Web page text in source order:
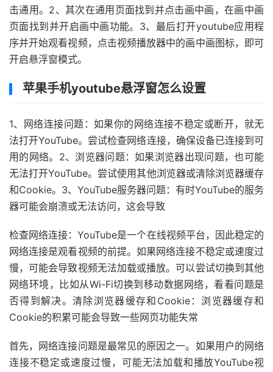
击通用。2、其次在通用页面找到并点击画中画，在画中画
页面找到并开启画中画功能。3、最后打开youtube应用程
序并开始观看视频，点击视频播放器中的画中画图标，即可
开启悬浮窗模式。
苹果手机youtube悬浮窗怎么设置
1、网络连接问题：如果你的网络连接不稳定或断开，就无
法打开YouTube。尝试检查网络连接，确保设备已连接到可
用的网络。2、浏览器问题：如果浏览器出现问题，也可能
无法打开YouTube。尝试使用其他浏览器或清除浏览器缓存
和Cookie。3、YouTube服务器问题：有时YouTube的服务
器可能会崩溃或无法访问，这会导致
检查网络连接：YouTube是一个在线视频平台，因此稳定的
网络连接是观看视频的前提。如果网络连接不稳定或速度过
慢，可能会导致视频无法加载或播放。可以尝试切换到其他
网络环境，比如从Wi-Fi切换到移动数据网络，看看问题是
否得到解决。清除浏览器缓存和Cookie：浏览器缓存和
Cookie的积累可能会导致一些网页功能失常
首先，网络连接问题是最常见的原因之一。如果用户的网络
连接不稳定或速度过慢，可能无法加载和播放YouTube视